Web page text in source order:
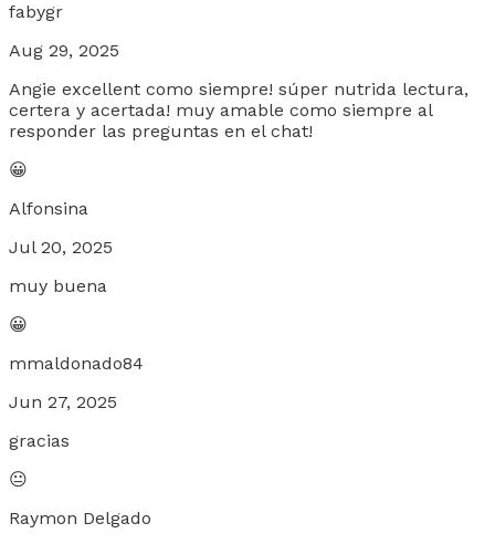
fabygr
Aug 29, 2025
Angie excellent como siempre! súper nutrida lectura,
certera y acertada! muy amable como siempre al
responder las preguntas en el chat!
😀
Alfonsina
Jul 20, 2025
muy buena
😀
mmaldonado84
Jun 27, 2025
gracias
😐
Raymon Delgado